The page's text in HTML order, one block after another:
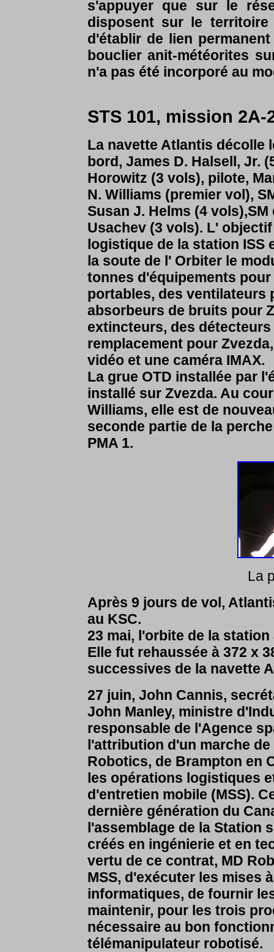
s'appuyer que sur le
disposent sur le
d'établir de lien
bouclier anit-météorites
n'a pas été incorporé au
STS 101, mission 2A-
La navette Atlantis décolle
bord, James D. Halsell, Jr.
Horowitz (3 vols), pilote,
N. Williams (premier vol),
Susan J. Helms (4
Usachev (3 vols). L'
logistique de la station ISS
la soute de l' Orbiter le
tonnes d'équipements
portables, des ventilateurs
absorbeurs de bruits pour
extincteurs, des
remplacement pour
vidéo et une caméra IMAX.
La grue OTD installée par
installé sur Zvezda. Au
Williams, elle est de
seconde partie de la
PMA 1.
La
Après 9 jours de vol,
au KSC.
23 mai, l'orbite de la
Elle fut rehaussée à 372 x
successives de la navette
27 juin, John Cannis,
John Manley, ministre
responsable de l'Agence
l'attribution d'un marche
Robotics, de Brampton en
les opérations logistiques
d'entretien mobile (MSS).
dernière génération du
l'assemblage de la Station
créés en ingénierie et en
vertu de ce contrat, MD
MSS, d'exécuter les mises
informatiques, de fournir
maintenir, pour les trois
nécessaire au bon
télémanipulateur robotisé.